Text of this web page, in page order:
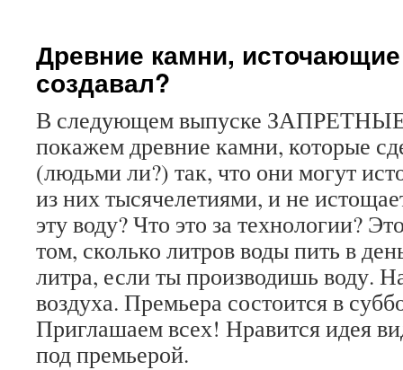
Древние камни,
создавал?
В следующем выпуске
покажем древние камни, которые
(людьми ли?) так, что они могут
из них тысячелетиями, и не
эту воду? Что это за технологии?
том, сколько литров воды пить в
литра, если ты производишь воду.
воздуха. Премьера состоится в
Приглашаем всех! Нравится идея
под премьерой.